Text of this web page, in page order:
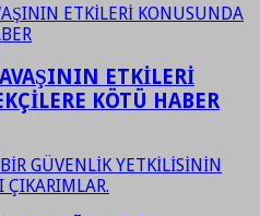
ETKİLERİ
KÖTÜ HABER